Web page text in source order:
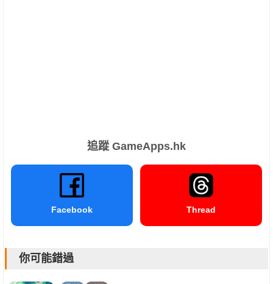
追蹤 GameApps.hk
Facebook Thread
你可能錯過